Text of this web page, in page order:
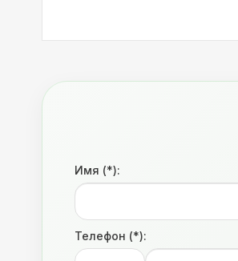
Имя (*):
Телефон (*):